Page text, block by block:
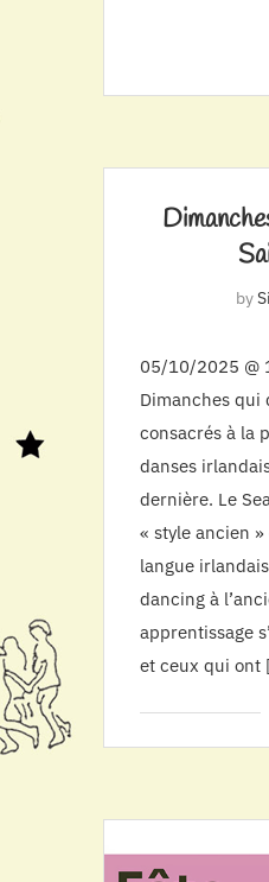
by
05/10/2025 @
Dimanches
consacrés à la
danses
dernière. Le
« style ancien
langue
dancing à
apprentissage
et ceux qui ont